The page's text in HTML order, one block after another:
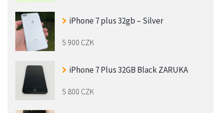
iPhone 7 plus 32gb – Silver
5 900 CZK
iPhone 7 Plus 32GB Black ZARUKA
5 800 CZK